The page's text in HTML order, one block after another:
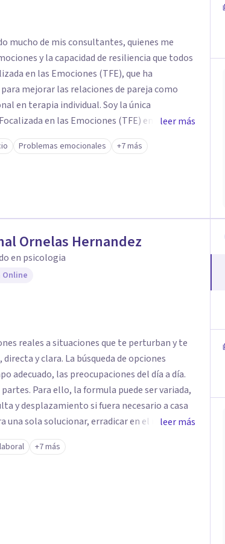
mucho de mis consultantes, quienes me
y la capacidad de resiliencia que todos
en las Emociones (TFE), que ha
mejorar las relaciones de pareja como
individual. Soy la única
en las Emociones (TFE) en España,
La TFE ha demostrado una mejora
75% de éxito y felicidad duradera. Este
Máster en Terapia Cognitivo-Conductual y
la mente humana y las dinámicas que guían
emocional y tus relaciones. Estoy aquí
leer más
Problemas emocionales +7 más
Ornelas Hernandez
en psicologia
Online
reales a situaciones que te perturban y te
adecuado, las preocupaciones del día a día.
ser variada,
y desplazamiento si fuera necesario a casa
una sola solucionar, erradicar en el menor
que puedas estar padeciendo en este
leer más
+7 más